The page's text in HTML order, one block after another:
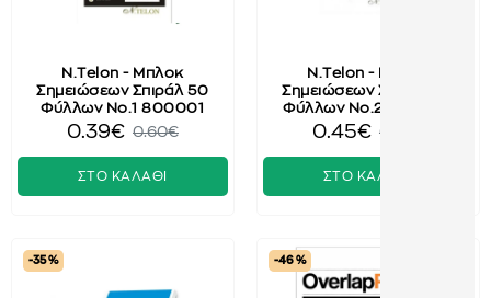
N.Telon - Μπλοκ
Σημειώσεων Σπιράλ 50
Φύλλων No.1 800001
0.39€ 0.60€
ΣΤΟ ΚΑΛΑΘΙ
N.Telon - Μπλοκ
Σημειώσεων Σπιράλ 50
Φύλλων No.2 800002
0.45€ 0.70€
ΣΤΟ ΚΑΛΑΘΙ
-35 % -46 %